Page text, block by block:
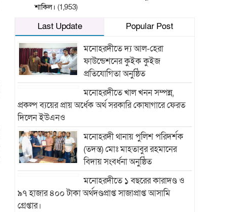
শাকিল। (1,953)
Last Update
Popular Post
মনোহরদীতে দ্য আল-হেরা
ফাউন্ডেশনের কুইক কুইজ
প্রতিযোগিতা অনুষ্ঠিত
মনোহরদীতে খাল খনন সম্পন্ন,
প্রকল্প ব্যয়ের প্রায় অর্ধেক অর্থ সরকারি কোষাগারে ফেরত
দিলেন ইউএনও
মনোহরদী থানায় পুলিশ পরিদর্শক
(তদন্ত) মোঃ মাহতাবুর রহমানের
বিদায় সংবর্ধনা অনুষ্ঠিত
মনোহরদীতে ১ বছরের কারাদণ্ড ও
৯৭ হাজার ৪০০ টাকা অর্থদণ্ডপ্রাপ্ত সাজাপ্রাপ্ত আসামি
গ্রেপ্তার।